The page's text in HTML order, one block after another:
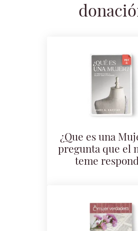
¿Que es una
pregunta que el
teme